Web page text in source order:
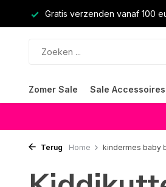
Gratis verzenden vanaf 100
Zomer Sale Sale Accessoires
Terug Home kindermes baby